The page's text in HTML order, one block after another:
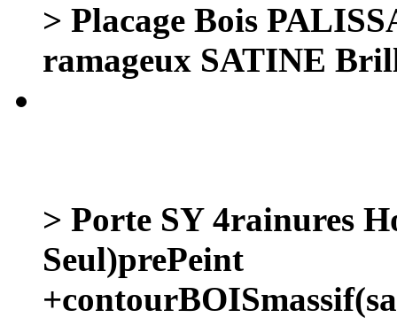
> Placage Bois
ramageux SATINE
> Porte SY 4rainures
Seul)prePeint